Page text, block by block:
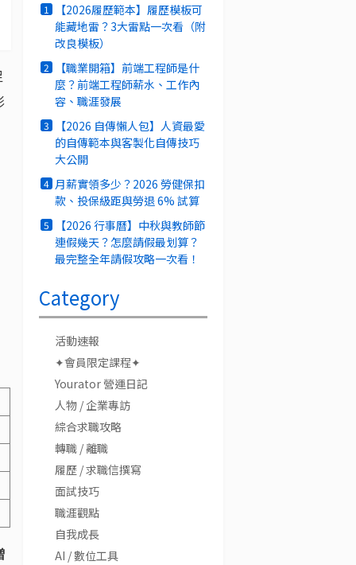
1
【2026履歷範本】履歷模板可
能藏地雷？3大雷點一次看（附
改良模板）
2
【職業開箱】前端工程師是什
麼？前端工程師薪水、工作內
容、職涯發展
3
【2026 自傳懶人包】人資最愛
的自傳範本與客製化自傳技巧
大公開
4 月薪實領多少？2026 勞健保扣
款、投保級距與勞退 6% 試算
5
【2026 行事曆】中秋與教師節
連假幾天？怎麼請假最划算？
最完整全年請假攻略一次看！
Category
活動速報
✦會員限定課程✦
Yourator 營運日記
人物 / 企業專訪
綜合求職攻略
轉職 / 離職
履歷 / 求職信撰寫
面試技巧
職涯觀點
自我成長
AI / 數位工具